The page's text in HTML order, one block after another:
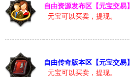
免
自由资源发布区【元宝交易】
元宝可以买卖，提现。
自由传奇版本区【元宝交易】
元宝可以买卖，提现。